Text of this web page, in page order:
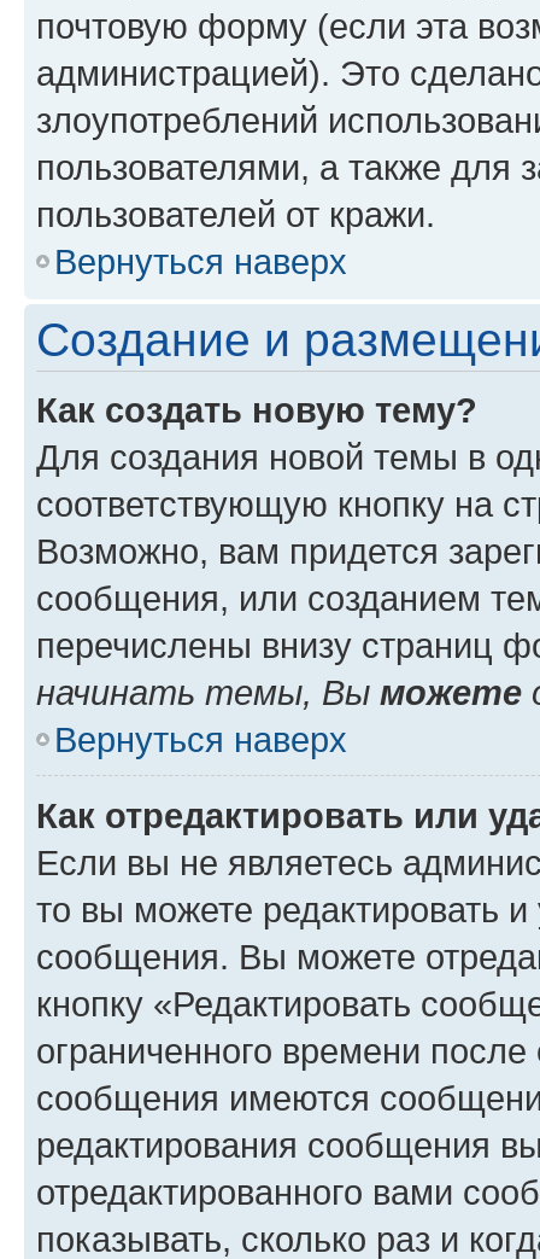
почтовую форму (если эта
администрацией). Это
злоупотреблений
пользователями, а также для
пользователей от кражи.
Вернуться наверх
Создание и
Как создать новую тему?
Для создания новой темы в
соответствующую кнопку на
Возможно, вам придется
сообщения, или созданием
перечислены внизу страниц
начинать темы, Вы можете
Вернуться наверх
Как отредактировать или
Если вы не являетесь
то вы можете редактировать
сообщения. Вы можете
кнопку «Редактировать
ограниченного времени
сообщения имеются
редактирования сообщения
отредактированного вами
показывать, сколько раз и